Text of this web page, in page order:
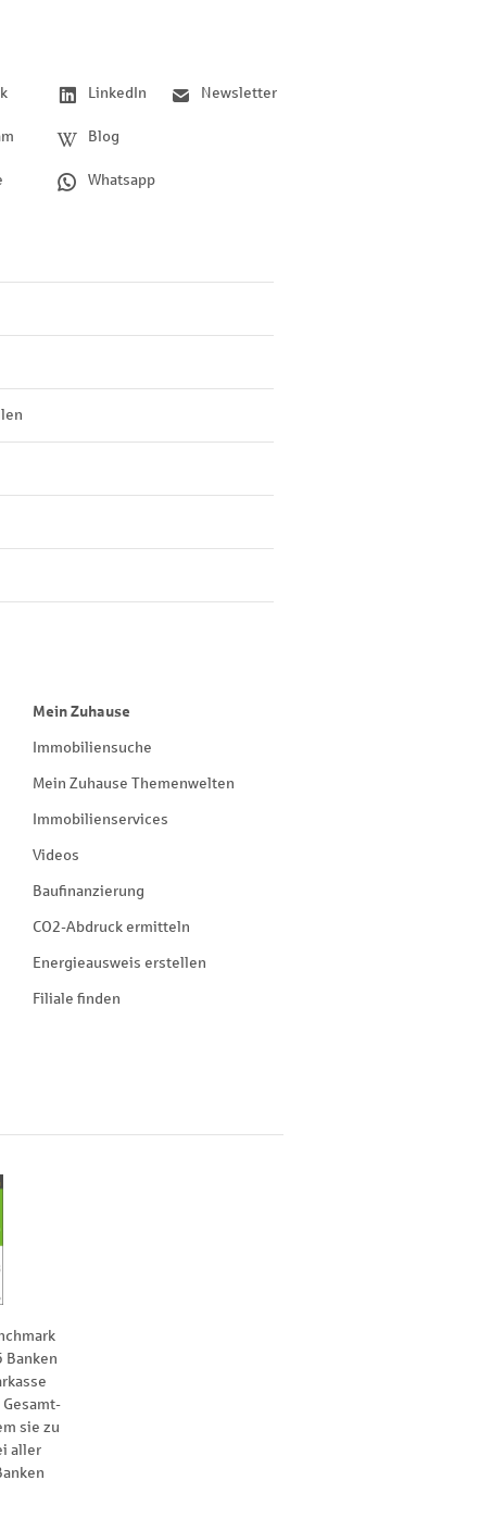
LinkedIn
Blog
Whatsapp
Newsletter
Mein Zuhause
Immobiliensuche
Mein Zuhause Themenwelten
Immobilienservices
Videos
Baufinanzierung
CO2-Abdruck ermitteln
Energieausweis erstellen
Filiale finden
Banken
Gesamt-
sie zu
aller